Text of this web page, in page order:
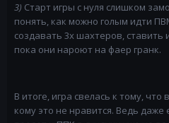
3) Старт игры с нуля слишком
понять, как можно голым идти
создавать 3х шахтеров,
пока они нароют на фаер гранк.
В итоге, игра свелась к тому,
кому это не нравится. Ведь